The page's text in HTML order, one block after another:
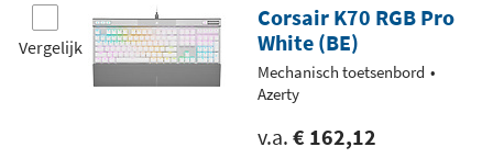
Vergelijk
Corsair K70 RGB Pro
White (BE)
Mechanisch toetsenbord
Azerty
v.a. € 162,12